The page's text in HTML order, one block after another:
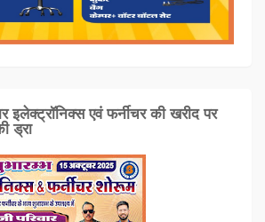
इलेक्ट्रॉनिक्स एवं फर्नीचर की खरीद पर
ड्रा